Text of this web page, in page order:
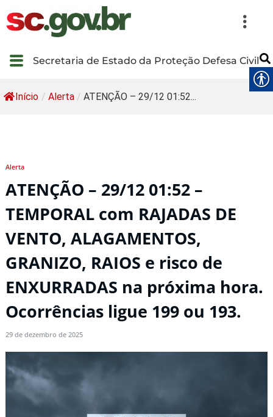
Secretaria de Estado da Proteção Defesa Civil
Início / Alerta / ATENÇÃO – 29/12 01:52...
Alerta
ATENÇÃO – 29/12 01:52 –
TEMPORAL com RAJADAS DE
VENTO, ALAGAMENTOS,
GRANIZO, RAIOS e risco de
ENXURRADAS na próxima hora.
Ocorrências ligue 199 ou 193.
29 de dezembro de 2025